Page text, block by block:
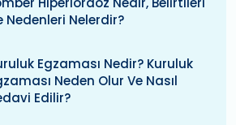
Nedenleri Nelerdir?
Egzaması Nedir? Kuruluk
Neden Olur Ve Nasıl
Edilir?